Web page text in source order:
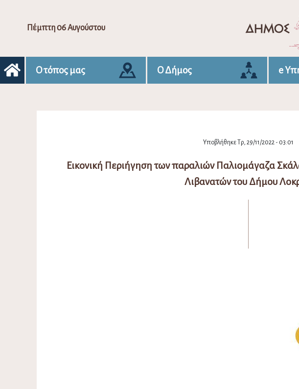
Πέμπτη 06 Αυγούστου
Ο τόπος μας Ο Δήμος e
Υποβλήθηκε Τρ, 29/11/2022 - 03:01
Εικονική Περιήγηση των παραλιών Παλιομάγαζα
Λιβανατών του Δήμου